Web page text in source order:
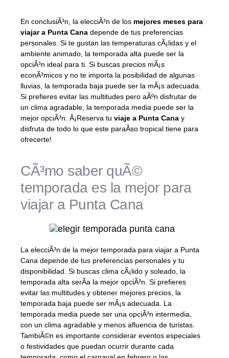
En conclusiÃ³n, la elecciÃ³n de los mejores meses para
viajar a Punta Cana depende de tus preferencias
personales. Si te gustan las temperaturas cÃ¡lidas y el
ambiente animado, la temporada alta puede ser la
opciÃ³n ideal para ti. Si buscas precios mÃ¡s
econÃ³micos y no te importa la posibilidad de algunas
lluvias, la temporada baja puede ser la mÃ¡s adecuada.
Si prefieres evitar las multitudes pero aÃºn disfrutar de
un clima agradable, la temporada media puede ser la
mejor opciÃ³n. Â¡Reserva tu viaje a Punta Cana y
disfruta de todo lo que este paraÃ­so tropical tiene para
ofrecerte!
CÃ³mo saber quÃ©
temporada es la mejor para
viajar a Punta Cana
La elecciÃ³n de la mejor temporada para viajar a Punta
Cana depende de tus preferencias personales y tu
disponibilidad. Si buscas clima cÃ¡lido y soleado, la
temporada alta serÃ­a la mejor opciÃ³n. Si prefieres
evitar las multitudes y obtener mejores precios, la
temporada baja puede ser mÃ¡s adecuada. La
temporada media puede ser una opciÃ³n intermedia,
con un clima agradable y menos afluencia de turistas.
TambiÃ©n es importante considerar eventos especiales
o festividades que puedan ocurrir durante cada